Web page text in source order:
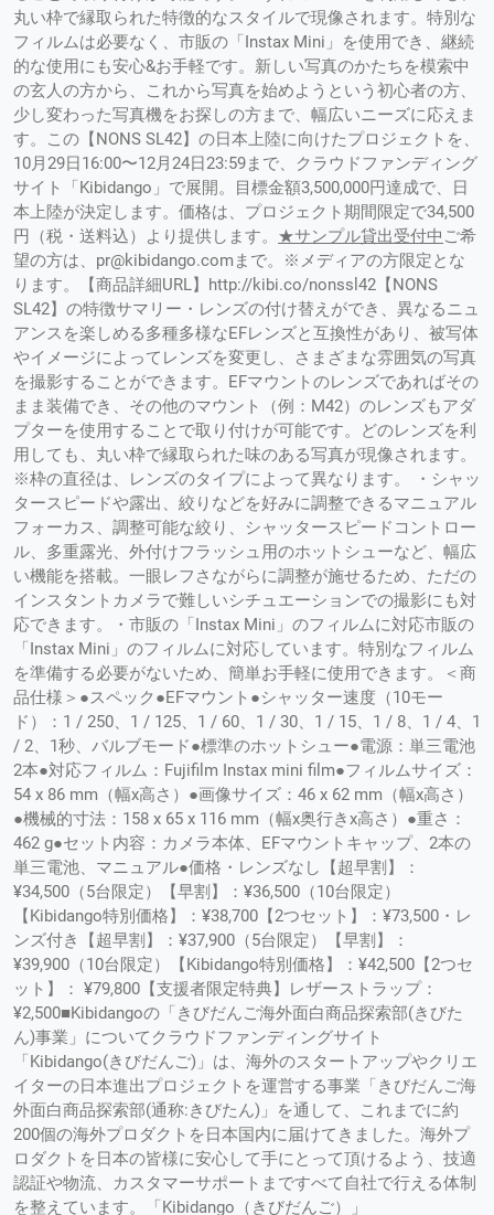
丸い枠で縁取られた特徴的なスタイルで現像されます。特別な
フィルムは必要なく、市販の「Instax Mini」を使用でき、継続
的な使用にも安心&お手軽です。新しい写真のかたちを模索中
の玄人の方から、これから写真を始めようという初心者の方、
少し変わった写真機をお探しの方まで、幅広いニーズに応えま
す。この【NONS SL42】の日本上陸に向けたプロジェクトを、
10月29日16:00〜12月24日23:59まで、クラウドファンディング
サイト「Kibidango」で展開。目標金額3,500,000円達成で、日
本上陸が決定します。価格は、プロジェクト期間限定で34,500
円（税・送料込）より提供します。 ★サンプル貸出受付中 ご希
望の方は、pr@kibidango.comまで。※メディアの方限定とな
ります。【商品詳細URL】http://kibi.co/nonssl42【NONS
SL42】の特徴サマリー・レンズの付け替えができ、異なるニュ
アンスを楽しめる多種多様なEFレンズと互換性があり、被写体
やイメージによってレンズを変更し、さまざまな雰囲気の写真
を撮影することができます。EFマウントのレンズであればその
まま装備でき、その他のマウント（例：M42）のレンズもアダ
プターを使用することで取り付けが可能です。どのレンズを利
用しても、丸い枠で縁取られた味のある写真が現像されます。
※枠の直径は、レンズのタイプによって異なります。 ・シャッ
タースピードや露出、絞りなどを好みに調整できるマニュアル
フォーカス、調整可能な絞り、シャッタースピードコントロー
ル、多重露光、外付けフラッシュ用のホットシューなど、幅広
い機能を搭載。一眼レフさながらに調整が施せるため、ただの
インスタントカメラで難しいシチュエーションでの撮影にも対
応できます。・市販の「Instax Mini」のフィルムに対応市販の
「Instax Mini」のフィルムに対応しています。特別なフィルム
を準備する必要がないため、簡単お手軽に使用できます。＜商
品仕様＞●スペック●EFマウント●シャッター速度（10モー
ド）：1 / 250、1 / 125、1 / 60、1 / 30、1 / 15、1 / 8、1 / 4、1
/ 2、1秒、バルブモード●標準のホットシュー●電源：単三電池
2本●対応フィルム：Fujifilm Instax mini film●フィルムサイズ：
54 x 86 mm（幅x高さ）●画像サイズ：46 x 62 mm（幅x高さ）
●機械的寸法：158 x 65 x 116 mm（幅x奥行きx高さ）●重さ：
462 g●セット内容：カメラ本体、EFマウントキャップ、2本の
単三電池、マニュアル●価格・レンズなし【超早割】：
¥34,500（5台限定）【早割】：¥36,500（10台限定）
【Kibidango特別価格】：¥38,700【2つセット】：¥73,500・レ
ンズ付き【超早割】：¥37,900（5台限定）【早割】：
¥39,900（10台限定）【Kibidango特別価格】：¥42,500【2つセ
ット】： ¥79,800【支援者限定特典】レザーストラップ：
¥2,500■Kibidangoの「きびだんご海外面白商品探索部(きびた
ん)事業」についてクラウドファンディングサイト
「Kibidango(きびだんご)」は、海外のスタートアップやクリエ
イターの日本進出プロジェクトを運営する事業「きびだんご海
外面白商品探索部(通称:きびたん)」を通して、これまでに約
200個の海外プロダクトを日本国内に届けてきました。海外プ
ロダクトを日本の皆様に安心して手にとって頂けるよう、技適
認証や物流、カスタマーサポートまですべて自社で行える体制
を整えています。「Kibidango（きびだんご）」